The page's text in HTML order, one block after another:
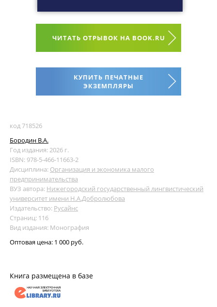
ЧИТАТЬ ОТРЫВОК НА BOOK.RU
КУПИТЬ ПЕЧАТНЫЕ
ЭКЗЕМПЛЯРЫ
код 718526
Бородин В.А.
Год издания: 2026 г.
ISBN: 978-5-466-11663-2
Дисциплина: Организация и экономика малого
предпринимательства
ВУЗ автора: Нижегородский государственный лингвистический
университет имени Н.А.Добролюбова
Издательство: Русайнс
Страниц: 116
Вид издания: Монография
Оптовая цена: 1 000 руб.
Книга размещена в базе